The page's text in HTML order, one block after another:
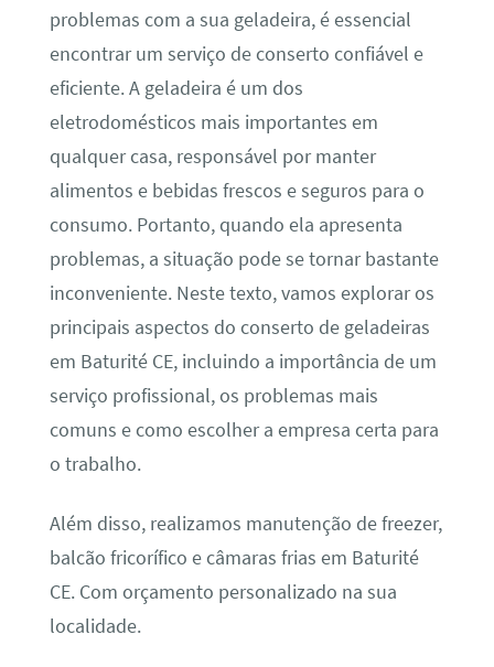
problemas com a sua geladeira, é essencial
encontrar um serviço de conserto confiável e
eficiente. A geladeira é um dos
eletrodomésticos mais importantes em
qualquer casa, responsável por manter
alimentos e bebidas frescos e seguros para o
consumo. Portanto, quando ela apresenta
problemas, a situação pode se tornar bastante
inconveniente. Neste texto, vamos explorar os
principais aspectos do conserto de geladeiras
em Baturité CE, incluindo a importância de um
serviço profissional, os problemas mais
comuns e como escolher a empresa certa para
o trabalho.
Além disso, realizamos manutenção de freezer,
balcão fricorífico e câmaras frias em Baturité
CE. Com orçamento personalizado na sua
localidade.